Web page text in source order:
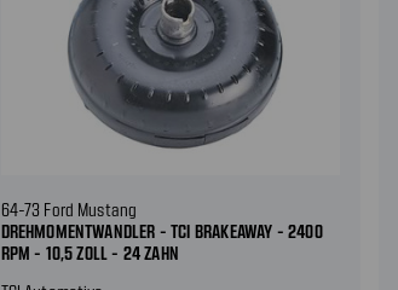
64-73 Ford Mustang
DREHMOMENTWANDLER - TCI BRAKEAWAY - 2400
RPM - 10,5 ZOLL - 24 ZAHN